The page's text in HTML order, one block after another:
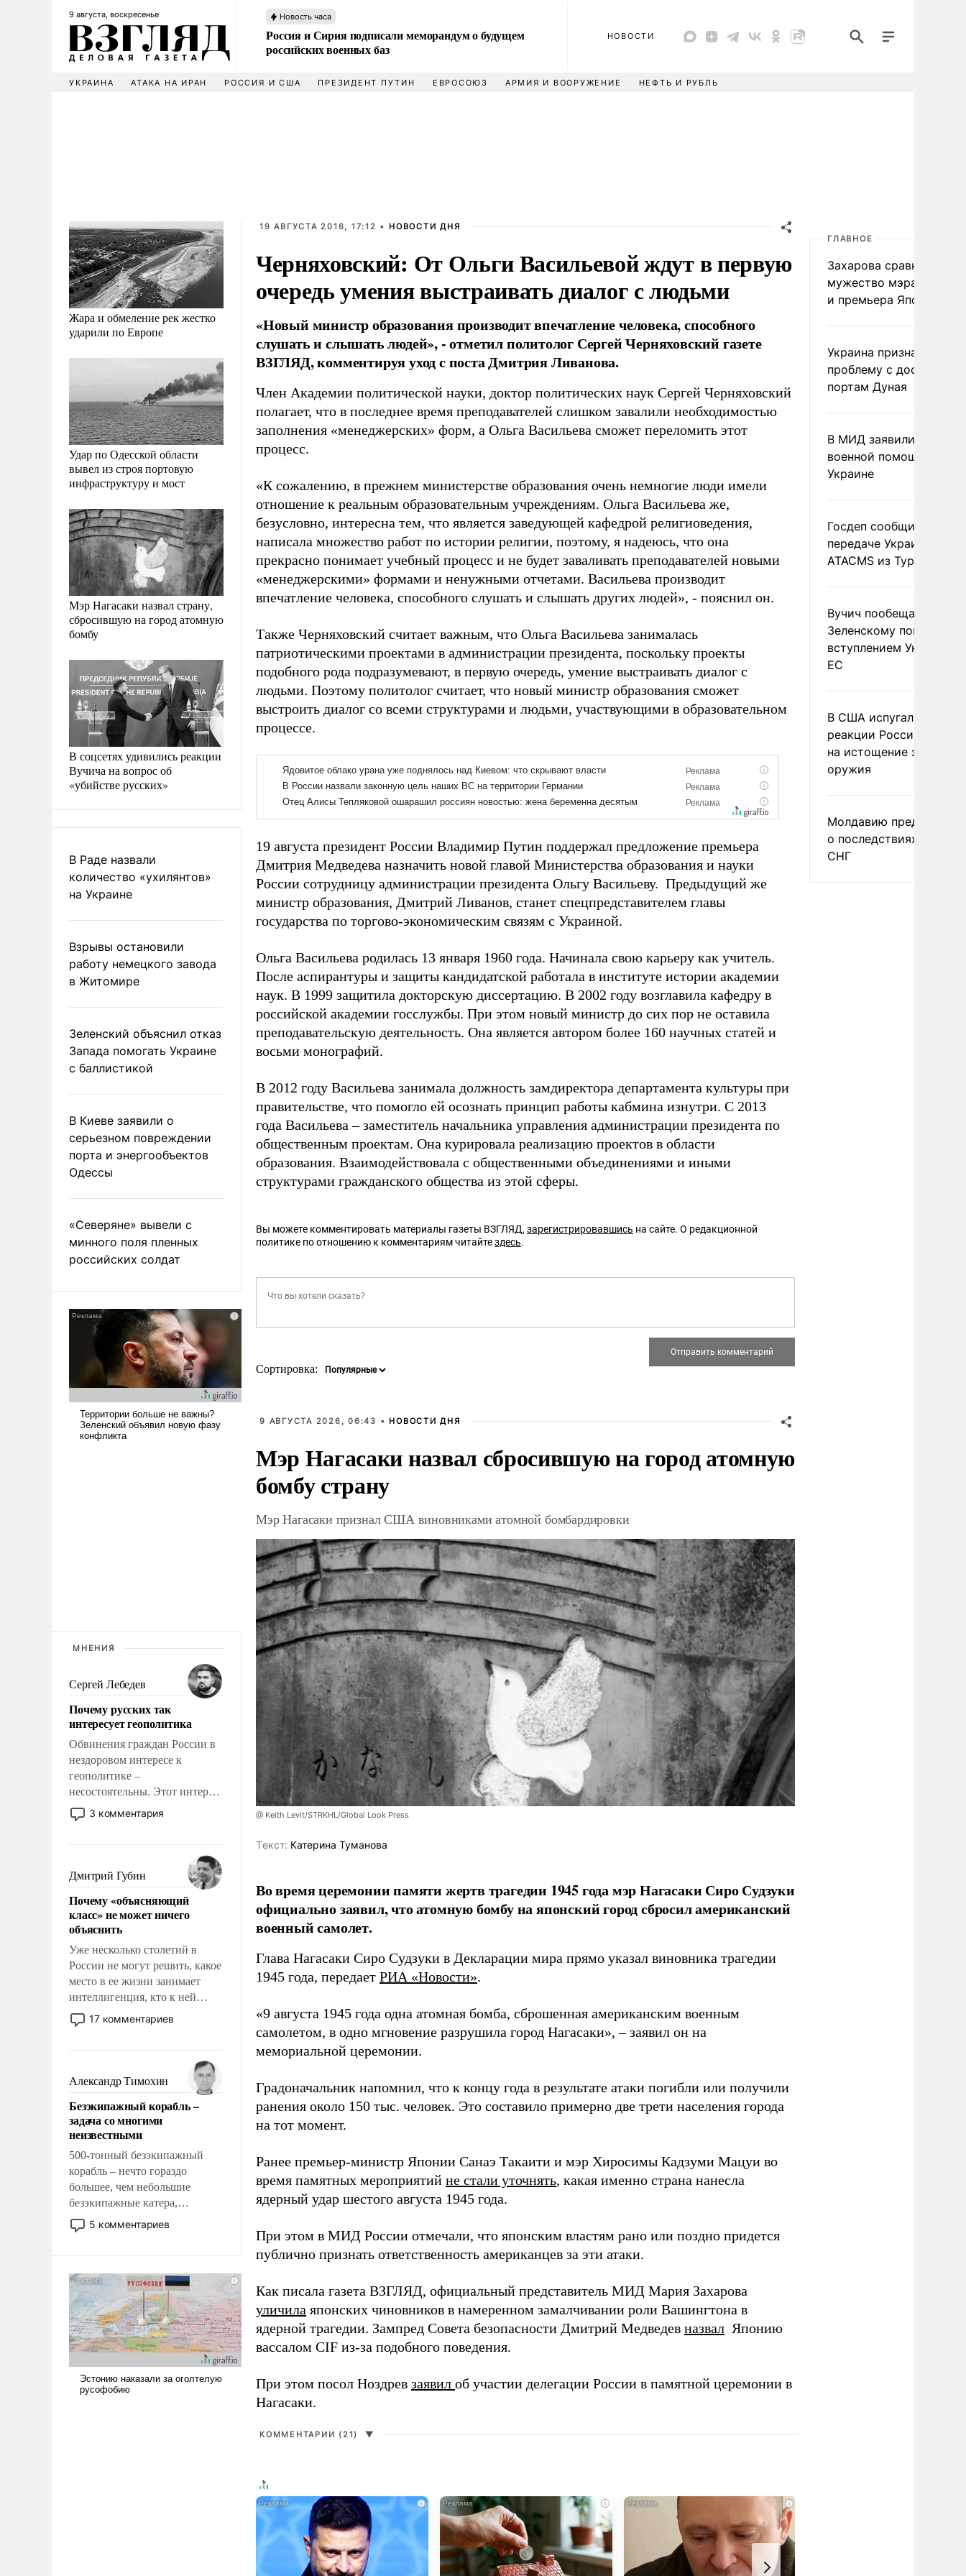
9 августа, воскресенье Новость часа
Россия и Сирия подписали меморандум о будущем
российских военных баз
НОВОСТИ
УКРАИНА АТАКА НА ИРАН РОССИЯ И США ПРЕЗИДЕНТ ПУТИН ЕВРОСОЮЗ АРМИЯ И ВООРУЖЕНИЕ НЕФТЬ И РУБЛЬ
Жара и обмеление рек жестко
ударили по Европе
Удар по Одесской области
вывел из строя портовую
инфраструктуру и мост
Мэр Нагасаки назвал страну,
сбросившую на город атомную
бомбу
В соцсетях удивились реакции
Вучича на вопрос об
«убийстве русских»
В Раде назвали
количество «ухилянтов»
на Украине
Взрывы остановили
работу немецкого завода
в Житомире
Зеленский объяснил отказ
Запада помогать Украине
с баллистикой
В Киеве заявили о
серьезном повреждении
порта и энергообъектов
Одессы
«Северяне» вывели с
минного поля пленных
российских солдат
МНЕНИЯ
Сергей Лебедев
Почему русских так
интересует геополитика
Обвинения граждан России в
нездоровом интересе к
геополитике –
несостоятельны. Этот интерес
рационален и прагматичен. Он
обусловлен тысячелетним
фундаментальным знанием,
что мировая политика имеет
свойство заявляться на порог
нашего дома.
3 комментария
Дмитрий Губин
Почему «объясняющий
класс» не может ничего
объяснить
Уже несколько столетий в
России не могут решить, какое
место в ее жизни занимает
интеллигенция, кто к ней
принадлежит, а кого из нее
исключили с правом
чем она отличается от просто
образованных людей. Иногда
казалось, что эти вопросы
решены раз и навсегда, но –
нет, не решены.
17 комментариев
Александр Тимохин
Безэкипажный корабль –
задача со многими
неизвестными
500-тонный безэкипажный
корабль – нечто гораздо
большее, чем небольшие
безэкипажные катера,
применение которых уже
стало обыденностью. Задача по
и ее реализация радикально
поднимет наши боевые
возможности.
5 комментариев
19 АВГУСТА 2016, 17:12 • НОВОСТИ ДНЯ
Черняховский: От Ольги Васильевой ждут в первую
очередь умения выстраивать диалог с людьми
«Новый министр образования производит впечатление человека, способного
слушать и слышать людей», - отметил политолог Сергей Черняховский газете
ВЗГЛЯД, комментируя уход с поста Дмитрия Ливанова.
Член Академии политической науки, доктор политических наук Сергей Черняховский
полагает, что в последнее время преподавателей слишком завалили необходимостью
заполнения «менеджерских» форм, а Ольга Васильева сможет переломить этот
процесс.
«К сожалению, в прежнем министерстве образования очень немногие люди имели
отношение к реальным образовательным учреждениям. Ольга Васильева же,
безусловно, интересна тем, что является заведующей кафедрой религиоведения,
написала множество работ по истории религии, поэтому, я надеюсь, что она
прекрасно понимает учебный процесс и не будет заваливать преподавателей новыми
«менеджерскими» формами и ненужными отчетами. Васильева производит
впечатление человека, способного слушать и слышать других людей», - пояснил он.
Также Черняховский считает важным, что Ольга Васильева занималась
патриотическими проектами в администрации президента, поскольку проекты
подобного рода подразумевают, в первую очередь, умение выстраивать диалог с
людьми. Поэтому политолог считает, что новый министр образования сможет
выстроить диалог со всеми структурами и людьми, участвующими в образовательном
процессе.
19 августа президент России Владимир Путин поддержал предложение премьера
Дмитрия Медведева назначить новой главой Министерства образования и науки
России сотрудницу администрации президента Ольгу Васильеву. Предыдущий же
министр образования, Дмитрий Ливанов, станет спецпредставителем главы
государства по торгово-экономическим связям с Украиной.
Ольга Васильева родилась 13 января 1960 года. Начинала свою карьеру как учитель.
После аспирантуры и защиты кандидатской работала в институте истории академии
наук. В 1999 защитила докторскую диссертацию. В 2002 году возглавила кафедру в
российской академии госслужбы. При этом новый министр до сих пор не оставила
преподавательскую деятельность. Она является автором более 160 научных статей и
восьми монографий.
В 2012 году Васильева занимала должность замдиректора департамента культуры при
правительстве, что помогло ей осознать принцип работы кабмина изнутри. С 2013
года Васильева – заместитель начальника управления администрации президента по
общественным проектам. Она курировала реализацию проектов в области
образования. Взаимодействовала с общественными объединениями и иными
структурами гражданского общества из этой сферы.
Вы можете комментировать материалы газеты ВЗГЛЯД, зарегистрировавшись на сайте. О редакционной
политике по отношению к комментариям читайтездесь.
Сортировка:
9 АВГУСТА 2026, 06:43 • НОВОСТИ ДНЯ
Мэр Нагасаки назвал сбросившую на город атомную
бомбу страну
Мэр Нагасаки признал США виновниками атомной бомбардировки
@ Keith Levit/STRKHL/Global Look Press
Tекст: Катерина Туманова
Во время церемонии памяти жертв трагедии 1945 года мэр Нагасаки Сиро Судзуки
официально заявил, что атомную бомбу на японский город сбросил американский
военный самолет.
Глава Нагасаки Сиро Судзуки в Декларации мира прямо указал виновника трагедии
1945 года, передает РИА «Новости».
«9 августа 1945 года одна атомная бомба, сброшенная американским военным
самолетом, в одно мгновение разрушила город Нагасаки», – заявил он на
мемориальной церемонии.
Градоначальник напомнил, что к концу года в результате атаки погибли или получили
ранения около 150 тыс. человек. Это составило примерно две трети населения города
на тот момент.
Ранее премьер-министр Японии Санаэ Такаити и мэр Хиросимы Кадзуми Мацуи во
время памятных мероприятий не стали уточнять, какая именно страна нанесла
ядерный удар шестого августа 1945 года.
При этом в МИД России отмечали, что японским властям рано или поздно придется
публично признать ответственность американцев за эти атаки.
Как писала газета ВЗГЛЯД, официальный представитель МИД Мария Захарова
уличила японских чиновников в намеренном замалчивании роли Вашингтона в
ядерной трагедии. Зампред Совета безопасности Дмитрий Медведев назвал Японию
вассалом CIF из-за подобного поведения.
При этом посол Ноздрев заявил об участии делегации России в памятной церемонии в
Нагасаки.
КОММЕНТАРИИ (21) ▼
i i i
ГЛАВНОЕ
Захарова сравнила
мужество мэра
и премьера Японии
Украина признала
проблему с доступом к
портам Дуная
В МИД заявили о
военной помощи
Украине
Госдеп сообщил о
передаче Украине
ATACMS из Турции
Вучич пообещал
Зеленскому помочь со
вступлением Украины в
ЕС
В США испугались
реакции России и
на истощение запасов
оружия
Молдавию
о последствиях выхода
СНГ